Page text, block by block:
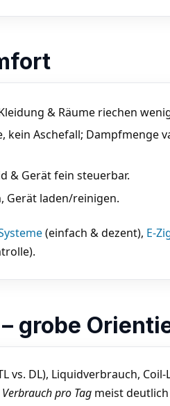
& Räume riechen
kein Aschefall; Dampfmenge
& Gerät fein steuerbar.
Gerät laden/reinigen.
(einfach & dezent), E-
grobe
vs. DL), Liquidverbrauch,
Verbrauch pro Tag meist